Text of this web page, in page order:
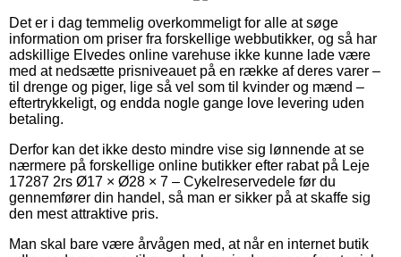
Det er i dag temmelig overkommeligt for alle at søge
information om priser fra forskellige webbutikker, og så har
adskillige Elvedes online varehuse ikke kunne lade være
med at nedsætte prisniveauet på en række af deres varer –
til drenge og piger, lige så vel som til kvinder og mænd –
eftertrykkeligt, og endda nogle gange love levering uden
betaling.
Derfor kan det ikke desto mindre vise sig lønnende at se
nærmere på forskellige online butikker efter rabat på Leje
17287 2rs Ø17 × Ø28 × 7 – Cykelreservedele før du
gennemfører din handel, så man er sikker på at skaffe sig
den mest attraktive pris.
Man skal bare være årvågen med, at når en internet butik